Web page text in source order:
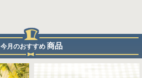
今月のおすすめ 商品